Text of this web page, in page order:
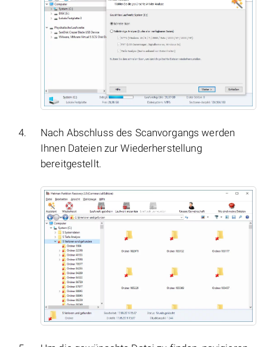
Nach Abschluss des Scanvorgangs werden
Ihnen Dateien zur Wiederherstellung
bereitgestellt.